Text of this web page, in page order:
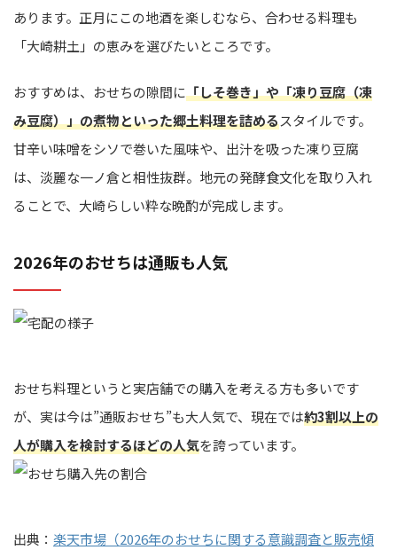
あります。正月にこの地酒を楽しむなら、合わせる料理も
「大崎耕土」の恵みを選びたいところです。
おすすめは、おせちの隙間に「しそ巻き」や「凍り豆腐（凍
み豆腐）」の煮物といった郷土料理を詰めるスタイルです。
甘辛い味噌をシソで巻いた風味や、出汁を吸った凍り豆腐
は、淡麗な一ノ倉と相性抜群。地元の発酵食文化を取り入れ
ることで、大崎らしい粋な晩酌が完成します。
2026年のおせちは通販も人気
おせち料理というと実店舗での購入を考える方も多いです
が、実は今は”通販おせち”も大人気で、現在では約3割以上の
人が購入を検討するほどの人気を誇っています。
出典： 楽天市場（2026年のおせちに関する意識調査と販売傾